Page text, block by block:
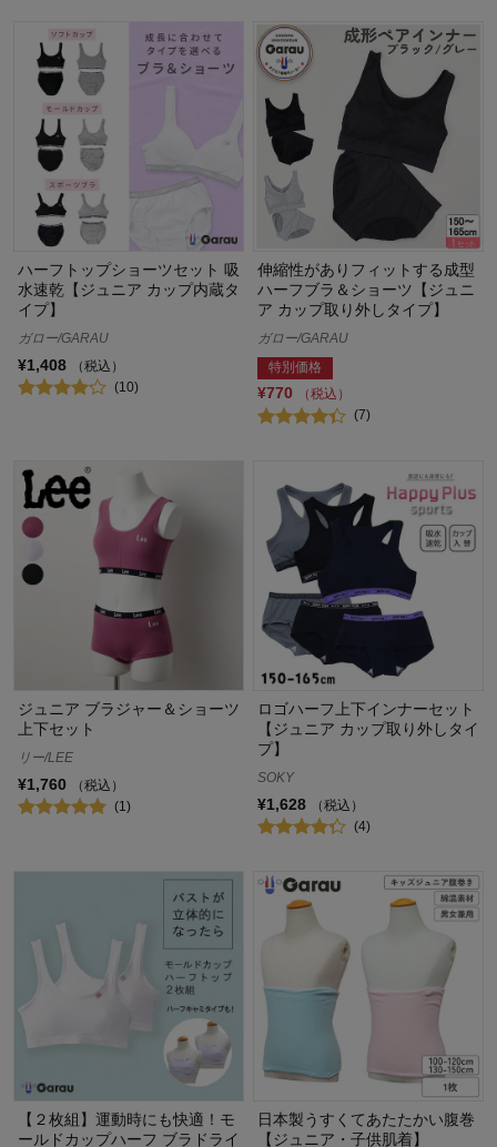
ハーフトップショーツセット 吸
水速乾【ジュニア カップ内蔵タ
イプ】
ガロー/GARAU
¥1,408
（税込）
(10)
伸縮性がありフィットする成型
ハーフブラ＆ショーツ【ジュニ
ア カップ取り外しタイプ】
ガロー/GARAU
特別価格
¥770
（税込）
(7)
ジュニア ブラジャー＆ショーツ
上下セット
リー/LEE
¥1,760
（税込）
(1)
ロゴハーフ上下インナーセット
【ジュニア カップ取り外しタイ
プ】
SOKY
¥1,628
（税込）
(4)
【２枚組】運動時にも快適！モ
ールドカップハーフ ブラドライ
日本製うすくてあたたかい腹巻
【ジュニア・子供肌着】